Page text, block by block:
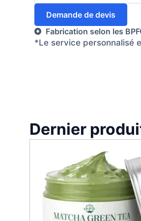
Demande de devis
Fabrication selon les BPF
*Le service personnalisé
Dernier